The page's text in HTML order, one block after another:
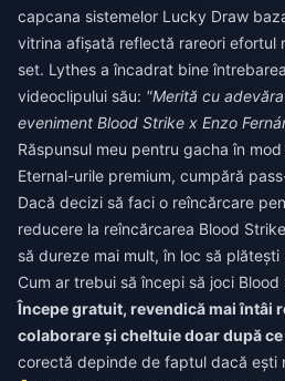
capcana sistemelor Lucky Draw
vitrina afișată reflectă rareori efortul
set. Lythes a încadrat bine
videoclipului său: "Merită cu
eveniment Blood Strike x Enzo
Răspunsul meu pentru gacha în
Eternal-urile premium, cumpără
Dacă decizi să faci o reîncărcare
reducere la reîncărcarea Blood Strike
să dureze mai mult, în loc să
Cum ar trebui să începi să joci
Începe gratuit, revendică mai întâi
colaborare și cheltuie doar după
corectă depinde de faptul dacă ești